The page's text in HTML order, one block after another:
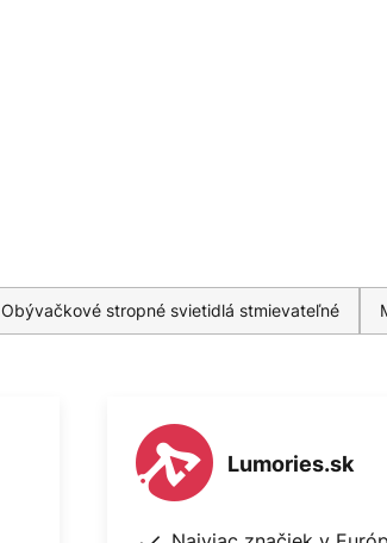
Obývačkové stropné svietidlá stmievateľné
Lumories.sk